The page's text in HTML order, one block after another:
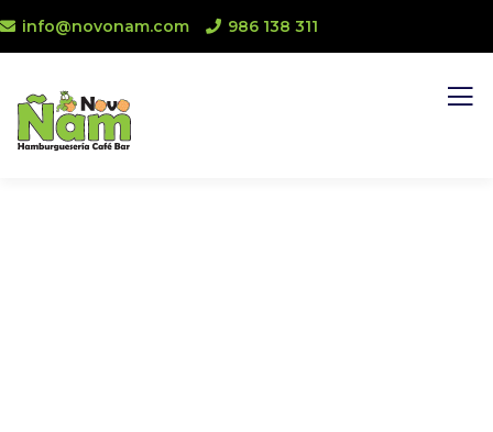
info@novonam.com 986 138 311